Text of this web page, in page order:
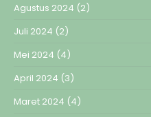
Agustus 2024 (2)
Juli 2024 (2)
Mei 2024 (4)
April 2024 (3)
Maret 2024 (4)